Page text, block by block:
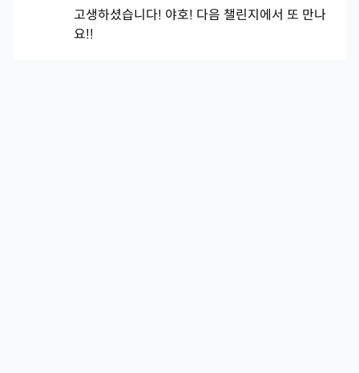
고생하셨습니다! 야호! 다음 챌린지에서 또 만나
요!!